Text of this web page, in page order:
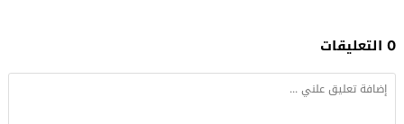
0 التعليقات